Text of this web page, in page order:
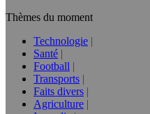
Thèmes du moment
Technologie
Santé
Football
Transports
Faits divers
Agriculture